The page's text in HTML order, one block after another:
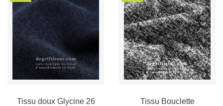
Tissu doux Glycine 26
Tissu Bouclette